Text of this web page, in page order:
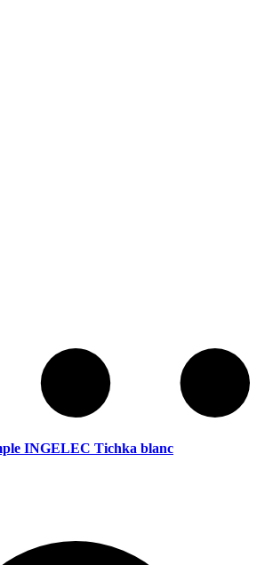
INGELEC Tichka blanc